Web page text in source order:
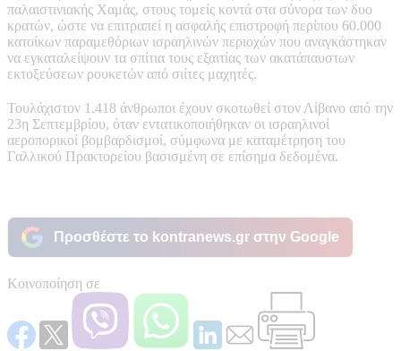
παλαιστινιακής Χαμάς, στους τομείς κοντά στα σύνορα των δυο
κρατών, ώστε να επιτραπεί η ασφαλής επιστροφή περίπου 60.000
κατοίκων παραμεθόριων ισραηλινών περιοχών που αναγκάστηκαν
να εγκαταλείψουν τα σπίτια τους εξαιτίας των ακατάπαυστων
εκτοξεύσεων ρουκετών από σιίτες μαχητές.
Τουλάχιστον 1.418 άνθρωποι έχουν σκοτωθεί στον Λίβανο από την
23η Σεπτεμβρίου, όταν εντατικοποιήθηκαν οι ισραηλινοί
αεροπορικοί βομβαρδισμοί, σύμφωνα με καταμέτρηση του
Γαλλικού Πρακτορείου βασισμένη σε επίσημα δεδομένα.
Προσθέστε το kontranews.gr στην Google
Κοινοποίηση σε